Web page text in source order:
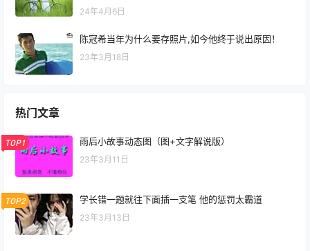
24年4月6日
陈冠希当年为什么要存照片,如今他终于说出原因！
23年3月18日
热门文章
TOP1 雨后小故事动态图（图+文字解说版）
23年3月11日
TOP2 学长错一题就往下面插一支笔 他的惩罚太霸道
23年3月13日